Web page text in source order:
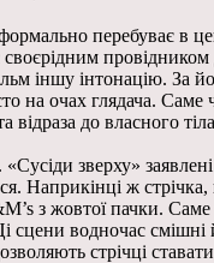
формально перебуває в
іншу інтонацію. За
на очах глядача.
відраза до власного
зверху»
ж
з жовтої пачки.
сцени водночас
стрічці